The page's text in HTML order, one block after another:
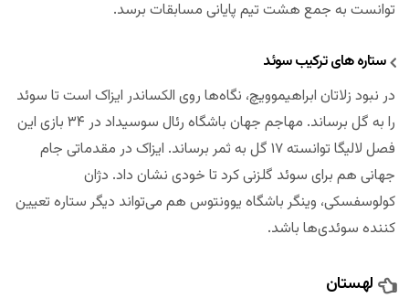
توانست به جمع هشت تیم پایانی مسابقات برسد.
ستاره های ترکیب سوئد
در نبود زلاتان ابراهیموویچ، نگاه‌ها روی الکساندر ایزاک است تا سوئد
را به گل برساند. مهاجم جهان باشگاه رئال سوسیداد در ۳۴ بازی این
فصل لالیگا توانسته ۱۷ گل به ثمر برساند. ایزاک در مقدماتی جام
جهانی هم برای سوئد گلزنی کرد تا خودی نشان داد. دژان
کولوسفسکی، وینگر باشگاه یوونتوس هم می‌تواند دیگر ستاره تعیین
کننده سوئدی‌ها باشد.
لهستان